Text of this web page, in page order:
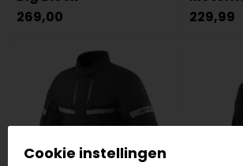
269,00
229,99
Cookie instellingen